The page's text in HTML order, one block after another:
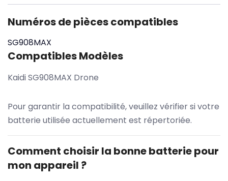
Numéros de pièces compatibles
SG908MAX
Compatibles Modèles
Kaidi SG908MAX Drone
Pour garantir la compatibilité, veuillez vérifier si votre
batterie utilisée actuellement est répertoriée.
Comment choisir la bonne batterie pour
mon appareil ?